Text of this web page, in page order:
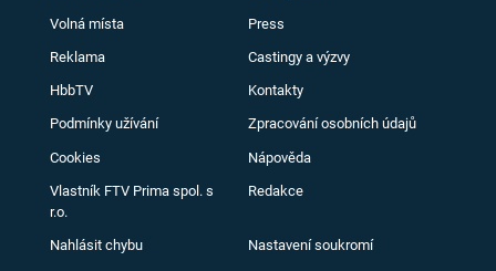
Volná místa Press
Reklama Castingy a výzvy
HbbTV Kontakty
Podmínky užívání Zpracování osobních údajů
Cookies Nápověda
Vlastník FTV Prima spol. s
r.o.
Redakce
Nahlásit chybu Nastavení soukromí